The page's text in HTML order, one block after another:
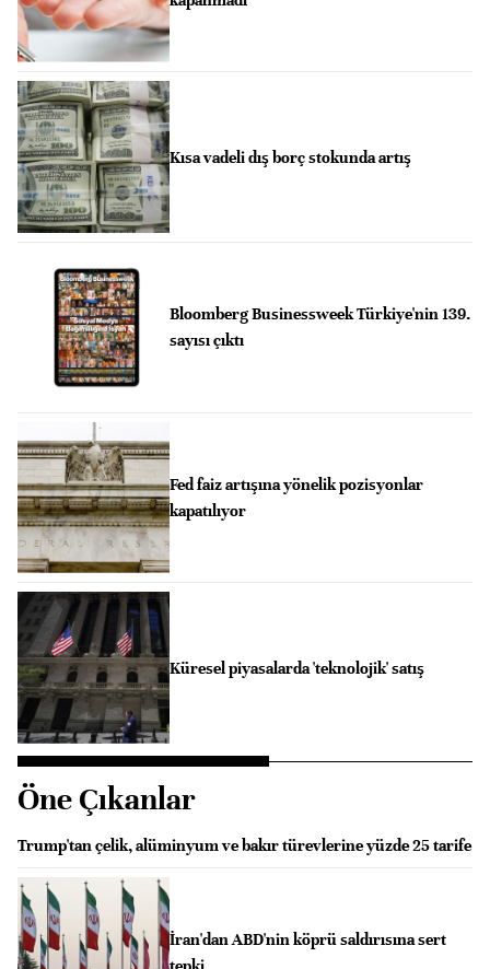
Kısa vadeli dış borç stokunda artış
Bloomberg Businessweek Türkiye'nin 139.
sayısı çıktı
Fed faiz artışına yönelik pozisyonlar
kapatılıyor
Küresel piyasalarda 'teknolojik' satış
Öne Çıkanlar
Trump'tan çelik, alüminyum ve bakır türevlerine yüzde 25 tarife
İran'dan ABD'nin köprü saldırısına sert